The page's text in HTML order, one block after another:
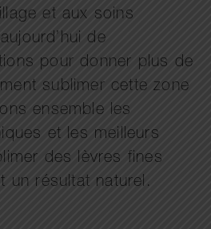
et aux soins
de
pour donner plus de
sublimer cette zone
ensemble les
et les meilleurs
des lèvres fines
un résultat naturel.